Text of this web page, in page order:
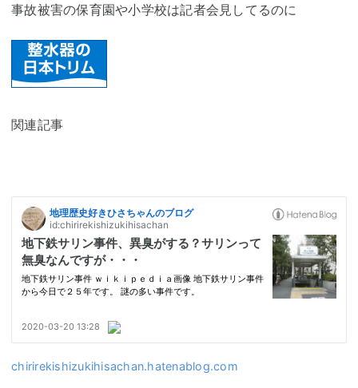
事故被害の保育園や小学校は記者会見してるのに
関連記事
chirirekishizukihisachan.hatenablog.com